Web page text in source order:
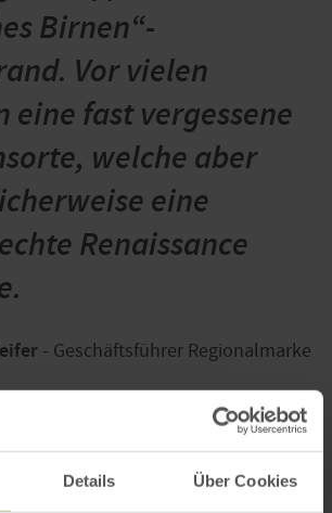
Details Über Cookies
Wenn das nicht starke
sind.Birnen“-
Vor vielen
eine fast vergessene
welche aber
eine
Renaissance
- Geschäftsführer Regionalmarke